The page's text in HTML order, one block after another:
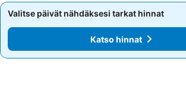
Valitse päivät nähdäksesi tarkat hinnat
Katso hinnat
Valitse päivät nähdäksesi tarkat hinnat
Katso hinnat